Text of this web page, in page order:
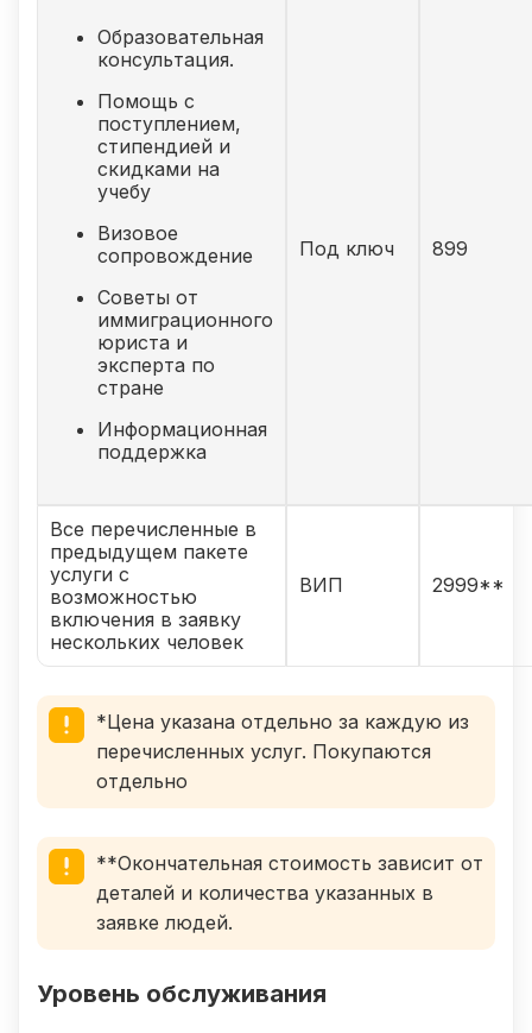
Образовательная
консультация.
Помощь с
поступлением,
стипендией и
скидками на
учебу
Визовое
сопровождение
Советы от
иммиграционного
юриста и
эксперта по
стране
Информационная
поддержка
Под ключ 899
Все перечисленные в
предыдущем пакете
услуги с
возможностью
включения в заявку
нескольких человек
ВИП 2999**
*Цена указана отдельно за каждую из
перечисленных услуг. Покупаются
отдельно
**Окончательная стоимость зависит от
деталей и количества указанных в
заявке людей.
Уровень обслуживания